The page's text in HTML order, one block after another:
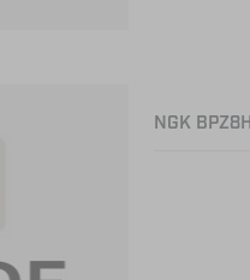
NGK